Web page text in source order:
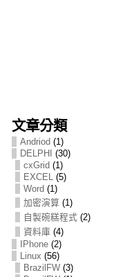
文章分類
Andriod (1)
DELPHI
(30)
cxGrid (1)
EXCEL(5)
Word (1)
加密演算(1)
自製碗糕程式(2)
資料庫(4)
IPhone(2)
Linux (56)
BrazilFW(3)